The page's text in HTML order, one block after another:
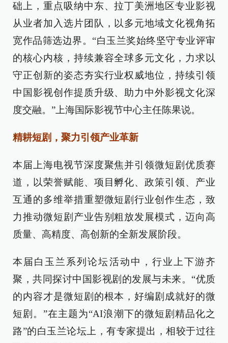
础上，重点吸纳中东、拉丁美洲地区专业影视
从业者加入选片团队，以多元地域文化视角拓
宽作品筛选边界。“白玉兰奖始终坚守专业评审
的核心内核，持续兼容全球多元文化，力求以
守正创新的姿态夯实行业权威地位，持续引领
中国影视创作提质升级、助力中外影视文化深
度交融。”上海国际影视节中心主任陈果说。
精耕短剧，聚力引领产业革新
本届上海电视节深度聚焦并引领微短剧优质赛
道，以荣誉赋能、项目孵化、政策引领、产业
互通的多维举措重塑微短剧行业创作生态，致
力推动微短剧产业告别粗放发展模式，迈向高
质量、高精度、高创新的全新发展阶段。
本届白玉兰系列论坛活动中，行业上下游齐
聚，共同探讨中国影视剧的发展与未来。“优质
的内容才是微短剧的根本，好编剧成就好的微
短剧。”在主题为“AI浪潮下的微短剧精品化之
路”的白玉兰论坛上，有专家提出，相较于过往